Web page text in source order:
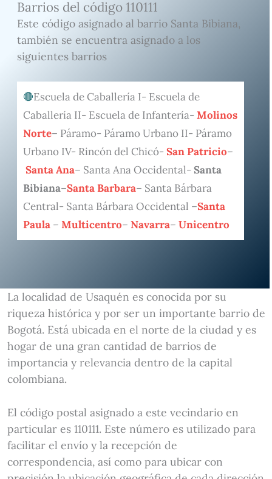
Barrios del código 110111
Este código asignado al barrio Santa Bibiana,
también se encuentra asignado a los
siguientes barrios
Escuela de Caballería I- Escuela de
Caballería II- Escuela de Infantería- Molinos
Norte– Páramo- Páramo Urbano II- Páramo
Urbano IV- Rincón del Chicó- San Patricio–
Santa Ana– Santa Ana Occidental- Santa
Bibiana–Santa Barbara– Santa Bárbara
Central- Santa Bárbara Occidental –Santa
Paula– Multicentro– Navarra– Unicentro
La localidad de Usaquén es conocida por su
riqueza histórica y por ser un importante barrio de
Bogotá. Está ubicada en el norte de la ciudad y es
hogar de una gran cantidad de barrios de
importancia y relevancia dentro de la capital
colombiana.
El código postal asignado a este vecindario en
particular es 110111. Este número es utilizado para
facilitar el envío y la recepción de
correspondencia, así como para ubicar con